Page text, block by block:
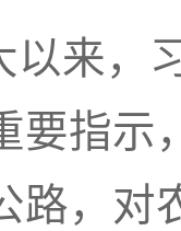
以来，
要指示
路，对